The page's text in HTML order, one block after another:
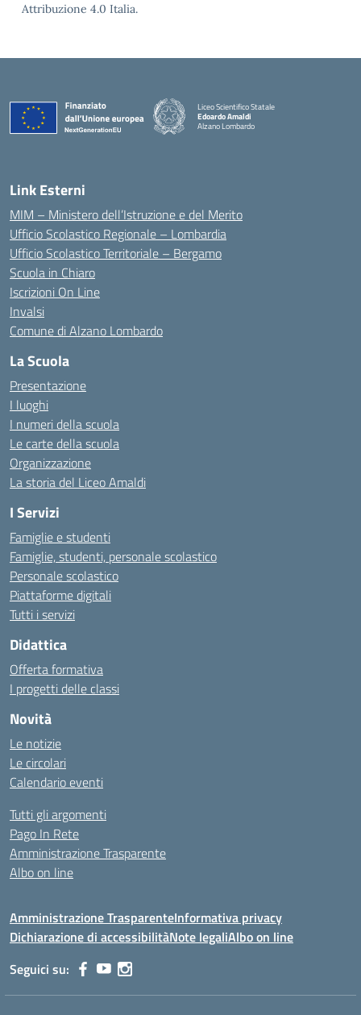
Attribuzione 4.0 Italia.
Liceo Scientifico Statale
Edoardo Amaldi
Alzano Lombardo
Link Esterni
MIM – Ministero dell’Istruzione e del Merito
Ufficio Scolastico Regionale – Lombardia
Ufficio Scolastico Territoriale – Bergamo
Scuola in Chiaro
Iscrizioni On Line
Invalsi
Comune di Alzano Lombardo
La Scuola
Presentazione
I luoghi
I numeri della scuola
Le carte della scuola
Organizzazione
La storia del Liceo Amaldi
I Servizi
Famiglie e studenti
Famiglie, studenti, personale scolastico
Personale scolastico
Piattaforme digitali
Tutti i servizi
Didattica
Offerta formativa
I progetti delle classi
Novità
Le notizie
Le circolari
Calendario eventi
Tutti gli argomenti
Pago In Rete
Amministrazione Trasparente
Albo on line
Amministrazione TrasparenteInformativa privacy
Dichiarazione di accessibilitàNote legaliAlbo on line
Seguici su: